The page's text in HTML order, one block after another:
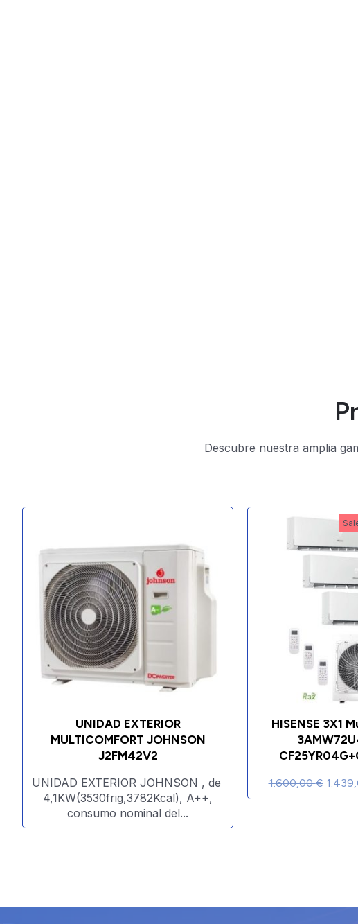
Descubre nuestra amplia
UNIDAD EXTERIOR
MULTICOMFORT JOHNSON
J2FM42V2
UNIDAD EXTERIOR JOHNSON , de
4,1KW(3530frig,3782Kcal), A++,
consumo nominal del...
HISENSE 3X1
1.600,00€